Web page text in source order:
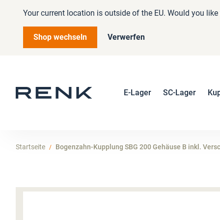
Your current location is outside of the EU. Would you
Shop wechseln Verwerfen
E-Lager SC-Lager
Startseite Bogenzahn-Kupplung SBG 200 Gehäuse B inkl.
Zum